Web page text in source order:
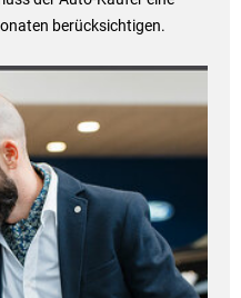
berücksichtigen.